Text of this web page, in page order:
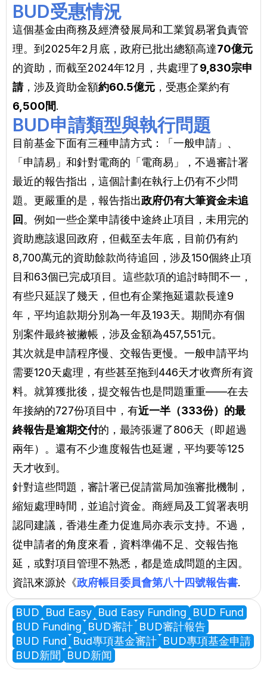
BUD受惠情況
這個基金由商務及經濟發展局和工業貿易署負責管
理。到2025年2月底，政府已批出總額高達70億元
的資助，而截至2024年12月，共處理了9,830宗申
請，涉及資助金額約60.5億元 ，受惠企業約有
6,500間.
BUD申請類型與執行問題
目前基金下面有三種申請方式：「一般申請」、
「申請易」和針對電商的「電商易」，不過審計署
最近的報告指出，這個計劃在執行上仍有不少問
題。更嚴重的是，報告指出政府仍有大筆資金未追
回。例如一些企業申請後中途終止項目，未用完的
資助應該退回政府，但截至去年底，目前仍有約
8,700萬元的資助餘款尚待追回，涉及150個終止項
目和63個已完成項目。這些款項的追討時間不一，
有些只延誤了幾天，但也有企業拖延還款長達9
年，平均追款期分別為一年及193天。期間亦有個
別案件最終被撇帳，涉及金額為457,551元。
其次就是申請程序慢、交報告更慢。一般申請平均
需要120天處理，有些甚至拖到446天才收齊所有資
料。就算獲批後，提交報告也是問題重重——在去
年接納的727份項目中，有近一半（333份）的最
終報告是逾期交付的，最誇張遲了806天（即超過
兩年）。還有不少進度報告也延遲，平均要等125
天才收到。
針對這些問題，審計署已促請當局加強審批機制，
縮短處理時間，並追討資金。商經局及工貿署表明
認同建議，香港生產力促進局亦表示支持。不過，
從申請者的角度來看，資料準備不足、交報告拖
延，或對項目管理不熟悉，都是造成問題的主因。
資訊來源於《政府帳目委員會第八十四號報告書.
BUD Bud Easy Bud Easy Funding
BUD Fund
BUD Funding
BUD審計 BUD審計報告
BUD Fund
Bud專項基金審計 BUD專項基金申請
BUD新聞
BUD新闻